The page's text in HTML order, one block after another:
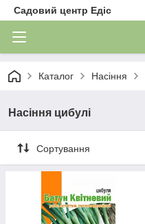
Садовий центр Едіс
Каталог Насіння
Насіння цибулі
Сортування